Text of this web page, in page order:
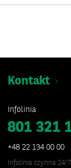
Kontakt
Infolinia
801 321
+48 22 134 00 00
Infolinia czynna 24/